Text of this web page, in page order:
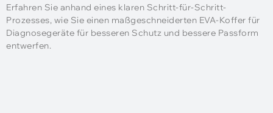
Erfahren Sie anhand eines klaren Schritt-für-Schritt-
Prozesses, wie Sie einen maßgeschneiderten EVA-Koffer für
Diagnosegeräte für besseren Schutz und bessere Passform
entwerfen.